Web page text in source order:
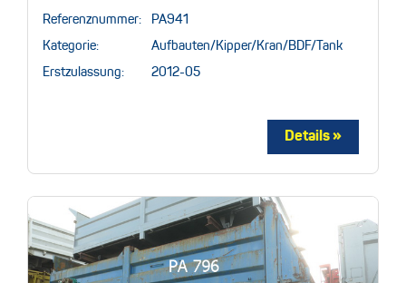
Referenznummer: PA941
Kategorie: Aufbauten/Kipper/Kran/BDF/Tank
Erstzulassung: 2012-05